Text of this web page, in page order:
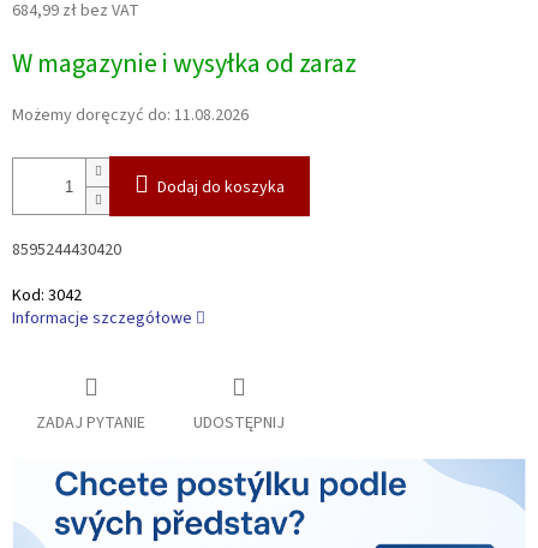
684,99 zł bez VAT
jednostkowa:
W magazynie i wysyłka od zaraz
Możemy doręczyć do: 11.08.2026
Dodaj do koszyka
8595244430420
Kod: 3042
Informacje szczegółowe
ZADAJ PYTANIE UDOSTĘPNIJ